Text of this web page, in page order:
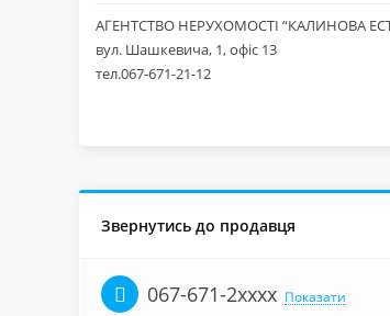
АГЕНТСТВО НЕРУХОМОСТІ “КАЛИНОВА
вул. Шашкевича, 1, офіс 13
тел.067-671-21-12
Звернутись до продавця
067-671-2xxxx Показати